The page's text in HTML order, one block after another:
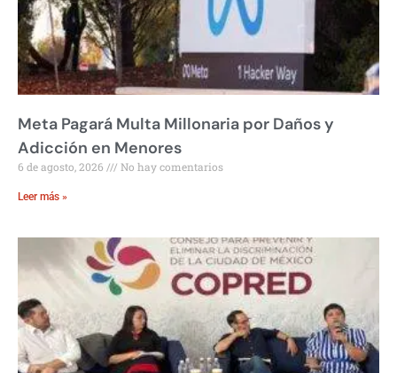
Meta Pagará Multa Millonaria por Daños y
Adicción en Menores
6 de agosto, 2026 No hay comentarios
Leer más »